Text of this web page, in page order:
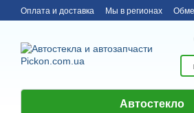
Перейти к основному контенту
Оплата и доставка Мы в регионах
Автостекло